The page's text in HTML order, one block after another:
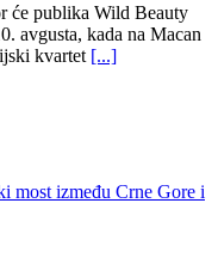
će publika Wild Beauty
avgusta, kada na Macan
kvartet [...]
most između Crne Gore i